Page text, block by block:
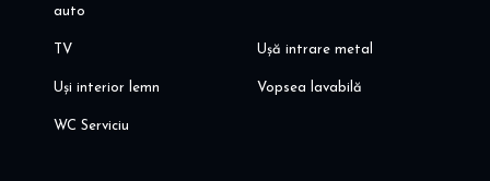
auto
TV Ușă intrare metal
Uși interior lemn Vopsea lavabilă
WC Serviciu